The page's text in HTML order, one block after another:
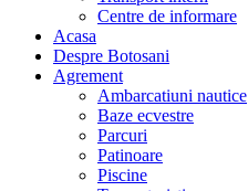
Centre de informare
Acasa
Despre Botosani
Agrement
Ambarcatiuni nautice
Baze ecvestre
Parcuri
Patinoare
Piscine